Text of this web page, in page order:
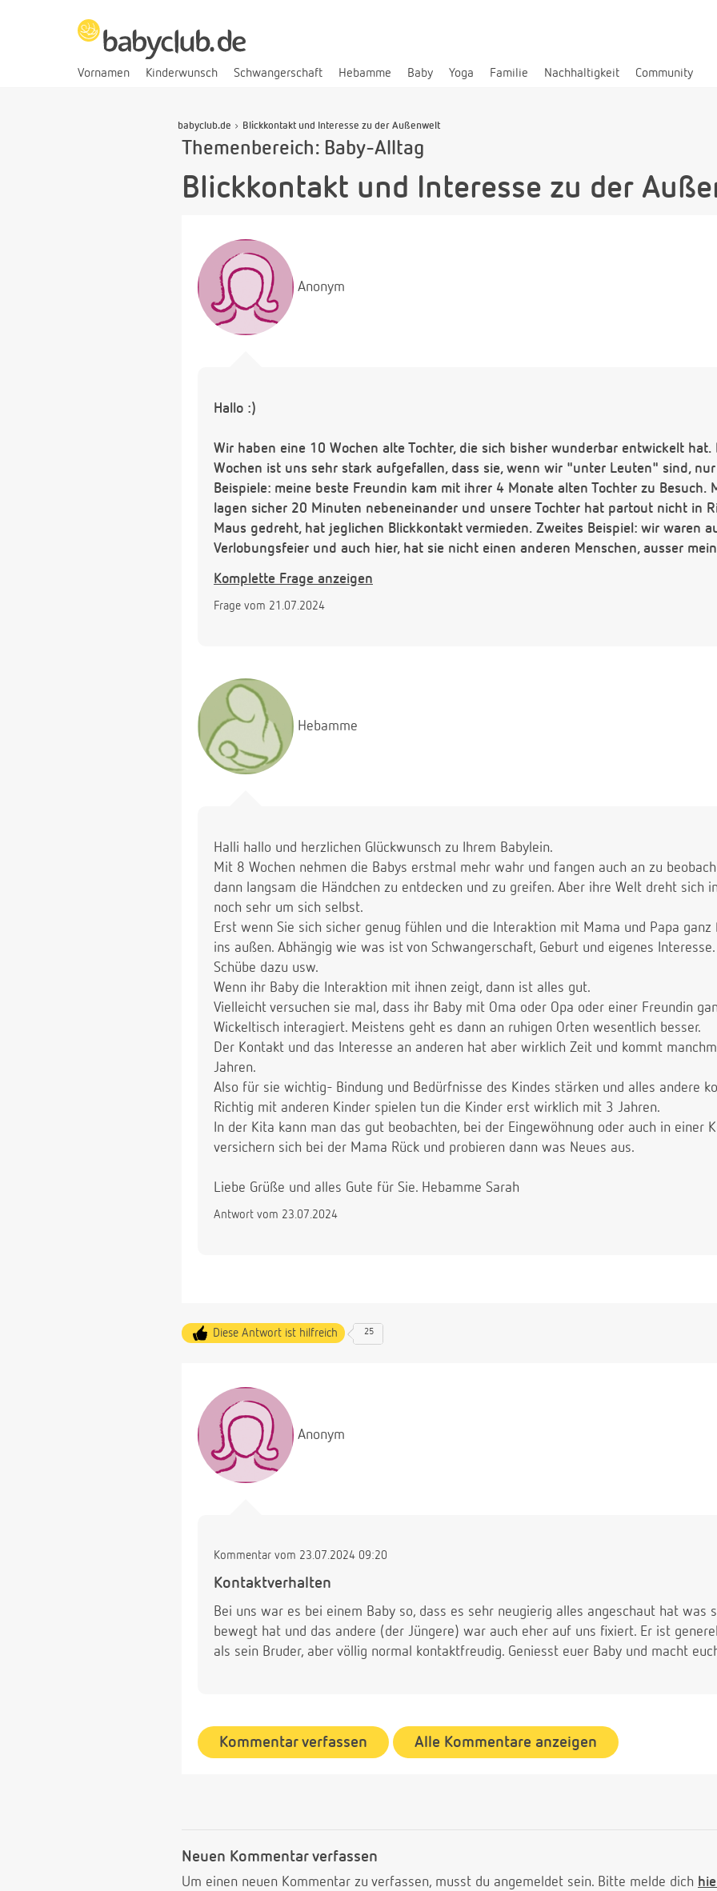
Vornamen Kinderwunsch Schwangerschaft Hebamme Baby Yoga Familie Nachhaltigkeit Community
babyclub.de Blickkontakt und Interesse zu der Außenwelt
Themenbereich: Baby-Alltag
Blickkontakt und Interesse zu der
Anonym
Hallo :)
Wir haben eine 10 Wochen alte Tochter, die sich bisher wunderbar entwickelt hat.
Wochen ist uns sehr stark aufgefallen, dass sie, wenn wir "unter Leuten" sind,
Beispiele: meine beste Freundin kam mit ihrer 4 Monate alten Tochter zu Besuch.
lagen sicher 20 Minuten nebeneinander und unsere Tochter hat partout nicht in
Maus gedreht, hat jeglichen Blickkontakt vermieden. Zweites Beispiel: wir waren
Verlobungsfeier und auch hier, hat sie nicht einen anderen Menschen, ausser
Man muss dazu sagen, dass sie bisher wenig Kontak zu anderen Menschen hatte,
Freunde wohnen alle weiter weg, sodass sie nur mal tageweise / stundenweise
Ich hoffe das ist verständlich geschrieben.
Wir sind das erste Mal Eltern geworden und wie alle anderen auch wollen wir
Kleine und dass sie eines Tages auch offen ist neue Menschen kennenzulernen.
Komplette Frage anzeigen
Frage vom 21.07.2024
Hebamme
Halli hallo und herzlichen Glückwunsch zu Ihrem Babylein.
Mit 8 Wochen nehmen die Babys erstmal mehr wahr und fangen auch an zu
dann langsam die Händchen zu entdecken und zu greifen. Aber ihre Welt dreht sich
noch sehr um sich selbst.
Erst wenn Sie sich sicher genug fühlen und die Interaktion mit Mama und Papa
ins außen. Abhängig wie was ist von Schwangerschaft, Geburt und eigenes
Schübe dazu usw.
Wenn ihr Baby die Interaktion mit ihnen zeigt, dann ist alles gut.
Vielleicht versuchen sie mal, dass ihr Baby mit Oma oder Opa oder einer Freundin
Wickeltisch interagiert. Meistens geht es dann an ruhigen Orten wesentlich besser.
Der Kontakt und das Interesse an anderen hat aber wirklich Zeit und kommt
Jahren.
Also für sie wichtig- Bindung und Bedürfnisse des Kindes stärken und alles andere
Richtig mit anderen Kinder spielen tun die Kinder erst wirklich mit 3 Jahren.
In der Kita kann man das gut beobachten, bei der Eingewöhnung oder auch in einer
versichern sich bei der Mama Rück und probieren dann was Neues aus.
Liebe Grüße und alles Gute für Sie. Hebamme Sarah
Antwort vom 23.07.2024
Diese Antwort ist hilfreich 25
Anonym
Kommentar vom 23.07.2024 09:20
Kontaktverhalten
Bei uns war es bei einem Baby so, dass es sehr neugierig alles angeschaut hat was
bewegt hat und das andere (der Jüngere) war auch eher auf uns fixiert. Er ist
als sein Bruder, aber völlig normal kontaktfreudig. Geniesst euer Baby und macht
Kommentar verfassen Alle Kommentare anzeigen
Neuen Kommentar verfassen
Um einen neuen Kommentar zu verfassen, musst du angemeldet sein. Bitte melde dich